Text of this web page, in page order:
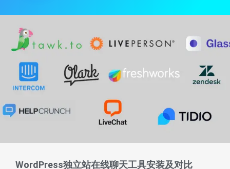
WordPress独立站在线聊天工具安装及对比